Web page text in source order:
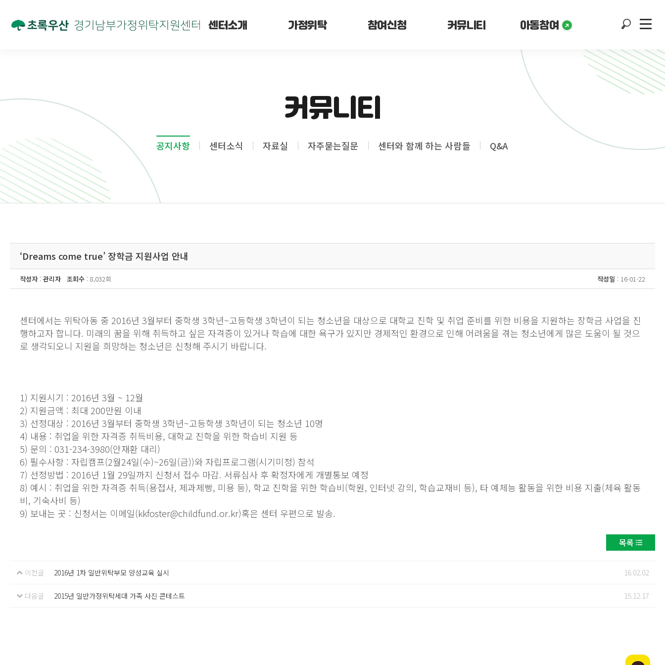
센터소개 가정위탁 참여신청 커뮤니티 아동참여
커뮤니티
공지사항 센터소식 자료실 자주묻는질문 센터와 함께 하는 사람들 Q&A
‘Dreams come true’ 장학금 지원사업 안내
작성자: 관리자 조회수 : 8,032회 작성일 : 16-01-22
센터에서는 위탁아동 중 2016년 3월부터 중학생 3학년~고등학생 3학년이 되는 청소년을 대상으로 대학교 진학 및 취업 준비를 위한 비용을 지원하는 장학금 사업을 진
행하고자 합니다. 미래의 꿈을 위해 취득하고 싶은 자격증이 있거나 학습에 대한 욕구가 있지만 경제적인 환경으로 인해 어려움을 겪는 청소년에게 많은 도움이 될 것으
로 생각되오니 지원을 희망하는 청소년은 신청해 주시기 바랍니다.
1) 지원시기 : 2016년 3월 ~ 12월
2) 지원금액 : 최대 200만원 이내
3) 선정대상 : 2016년 3월부터 중학생 3학년~고등학생 3학년이 되는 청소년 10명
4) 내용 : 취업을 위한 자격증 취득비용, 대학교 진학을 위한 학습비 지원 등
5) 문의 : 031-234-3980(안재환 대리)
6) 필수사항 : 자립캠프(2월24일(수)~26일(금))와 자립프로그램(시기미정) 참석
7) 선정방법 : 2016년 1월 29일까지 신청서 접수 마감. 서류심사 후 확정자에게 개별통보 예정
8) 예시 : 취업을 위한 자격증 취득(용접사, 제과제빵, 미용 등), 학교 진학을 위한 학습비(학원, 인터넷 강의, 학습교재비 등), 타 예체능 활동을 위한 비용 지출(체육 활동
비, 기숙사비 등)
9) 보내는 곳 : 신청서는 이메일(kkfoster@childfund.or.kr)혹은 센터 우편으로 발송.
목록
이전글 2016년 1차 일반위탁부모 양성교육 실시 16.02.02
다음글 2015년 일반가정위탁세대 가족 사진 콘테스트 15.12.17